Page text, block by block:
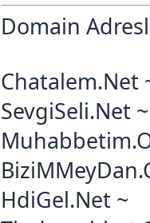
Domain
Chatalem.Net
SevgiSeli.Net ~
HdiGel.Net ~